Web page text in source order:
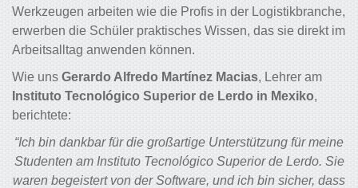
Werkzeugen arbeiten wie die Profis in der Logistikbranche,
erwerben die Schüler praktisches Wissen, das sie direkt im
Arbeitsalltag anwenden können.
Wie uns Gerardo Alfredo Martínez Macias, Lehrer am
Instituto Tecnológico Superior de Lerdo in Mexiko,
berichtete:
“Ich bin dankbar für die großartige Unterstützung für meine
Studenten am Instituto Tecnológico Superior de Lerdo. Sie
waren begeistert von der Software, und ich bin sicher, dass